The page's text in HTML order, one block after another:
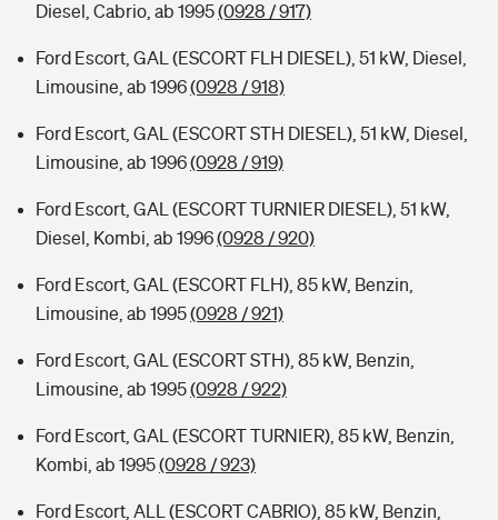
Diesel, Cabrio, ab 1995(0928 / 917)
Ford Escort, GAL (ESCORT FLH DIESEL), 51 kW, Diesel,
Limousine, ab 1996(0928 / 918)
Ford Escort, GAL (ESCORT STH DIESEL), 51 kW, Diesel,
Limousine, ab 1996(0928 / 919)
Ford Escort, GAL (ESCORT TURNIER DIESEL), 51 kW,
Diesel, Kombi, ab 1996(0928 / 920)
Ford Escort, GAL (ESCORT FLH), 85 kW, Benzin,
Limousine, ab 1995(0928 / 921)
Ford Escort, GAL (ESCORT STH), 85 kW, Benzin,
Limousine, ab 1995(0928 / 922)
Ford Escort, GAL (ESCORT TURNIER), 85 kW, Benzin,
Kombi, ab 1995(0928 / 923)
Ford Escort, ALL (ESCORT CABRIO), 85 kW, Benzin,